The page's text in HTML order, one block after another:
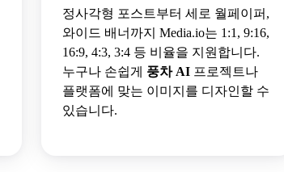
정사각형 포스트부터 세로 월페이퍼,
와이드 배너까지 Media.io는 1:1, 9:16,
16:9, 4:3, 3:4 등 비율을 지원합니다.
누구나 손쉽게 풍차 AI 프로젝트나
플랫폼에 맞는 이미지를 디자인할 수
있습니다.